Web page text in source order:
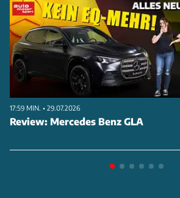
17:59 MIN. • 29.07.2026
Review: Mercedes Benz GLA